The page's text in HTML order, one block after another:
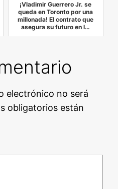
¡Vladimir Guerrero Jr. se
queda en Toronto por una
millonada! El contrato que
asegura su futuro en l…
electrónico no será
obligatorios están